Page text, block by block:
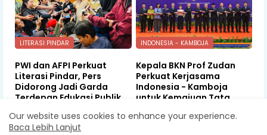
LITERASI PINDAR
PWI dan AFPI Perkuat
Literasi Pindar, Pers
Didorong Jadi Garda
Terdepan Edukasi Publik
August 06, 2026
INDONESIA - KAMBOJA
Kepala BKN Prof Zudan
Perkuat Kerjasama
Indonesia - Kamboja
untuk Kemajuan Tata
Our website uses cookies to enhance your experience.
Baca Lebih Lanjut